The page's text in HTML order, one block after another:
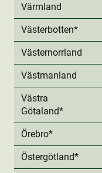
Värmland
Västerbotten*
Västernorrland
Västmanland
Västra
Götaland*
Örebro*
Östergötland*